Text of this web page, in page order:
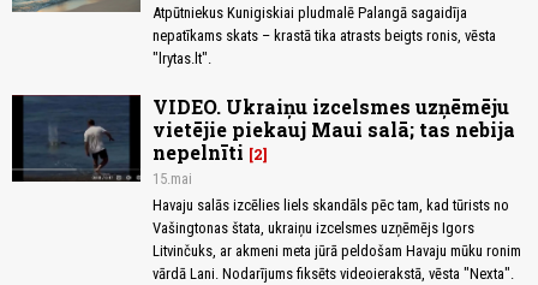
Atpūtniekus Kunigiskiai pludmalē Palangā sagaidīja
nepatīkams skats – krastā tika atrasts beigts ronis, vēsta
"lrytas.lt".
VIDEO. Ukraiņu izcelsmes uzņēmēju
vietējie piekauj Maui salā; tas nebija
nepelnīti
2
15.mai
Havaju salās izcēlies liels skandāls pēc tam, kad tūrists no
Vašingtonas štata, ukraiņu izcelsmes uzņēmējs Igors
Litvinčuks, ar akmeni meta jūrā peldošam Havaju mūku ronim
vārdā Lani. Nodarījums fiksēts videoierakstā, vēsta "Nexta".